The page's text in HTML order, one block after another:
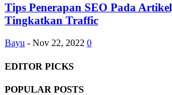
Tips Penerapan SEO Pada
Tingkatkan Traffic
Bayu - Nov 22, 2022 0
EDITOR PICKS
POPULAR POSTS